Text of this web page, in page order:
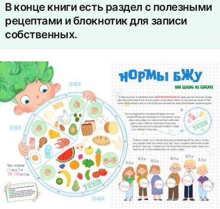
В конце книги есть раздел с полезными
рецептами и блокнотик для записи
собственных.